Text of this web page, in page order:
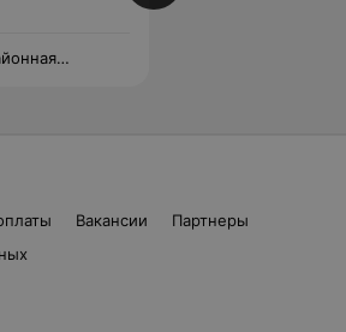
Вакансии
Партнеры